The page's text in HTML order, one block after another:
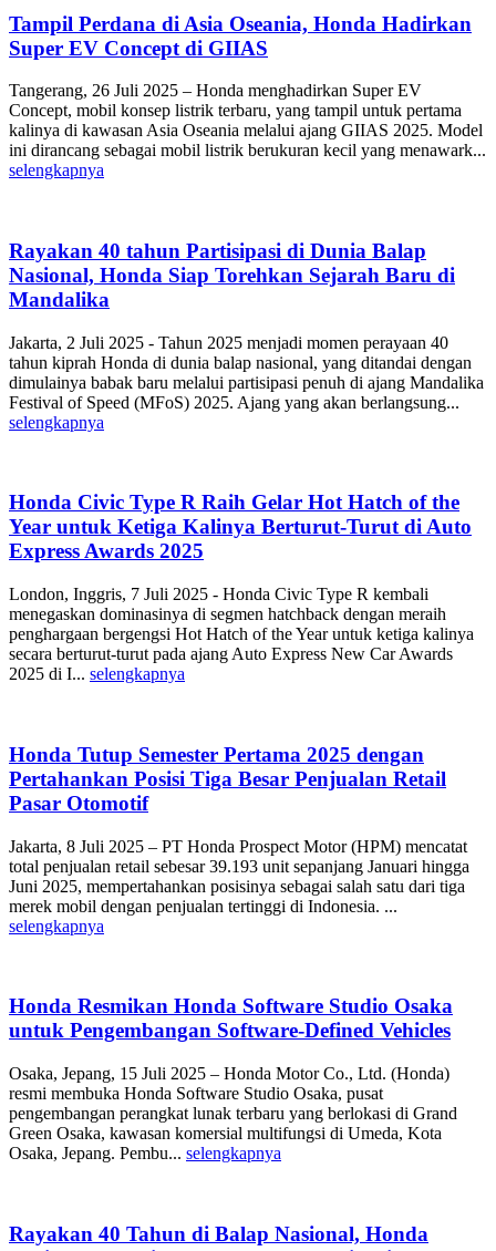
Tampil Perdana di Asia Oseania, Honda Hadirkan
Super EV Concept di GIIAS
Tangerang, 26 Juli 2025 – Honda menghadirkan Super EV
Concept, mobil konsep listrik terbaru, yang tampil untuk pertama
kalinya di kawasan Asia Oseania melalui ajang GIIAS 2025. Model
ini dirancang sebagai mobil listrik berukuran kecil yang menawark...
selengkapnya
Rayakan 40 tahun Partisipasi di Dunia Balap
Nasional, Honda Siap Torehkan Sejarah Baru di
Mandalika
Jakarta, 2 Juli 2025 - Tahun 2025 menjadi momen perayaan 40
tahun kiprah Honda di dunia balap nasional, yang ditandai dengan
dimulainya babak baru melalui partisipasi penuh di ajang Mandalika
Festival of Speed (MFoS) 2025. Ajang yang akan berlangsung...
selengkapnya
Honda Civic Type R Raih Gelar Hot Hatch of the
Year untuk Ketiga Kalinya Berturut-Turut di Auto
Express Awards 2025
London, Inggris, 7 Juli 2025 - Honda Civic Type R kembali
menegaskan dominasinya di segmen hatchback dengan meraih
penghargaan bergengsi Hot Hatch of the Year untuk ketiga kalinya
secara berturut-turut pada ajang Auto Express New Car Awards
2025 di I... selengkapnya
Honda Tutup Semester Pertama 2025 dengan
Pertahankan Posisi Tiga Besar Penjualan Retail
Pasar Otomotif
Jakarta, 8 Juli 2025 – PT Honda Prospect Motor (HPM) mencatat
total penjualan retail sebesar 39.193 unit sepanjang Januari hingga
Juni 2025, mempertahankan posisinya sebagai salah satu dari tiga
merek mobil dengan penjualan tertinggi di Indonesia. ...
selengkapnya
Honda Resmikan Honda Software Studio Osaka
untuk Pengembangan Software-Defined Vehicles
Osaka, Jepang, 15 Juli 2025 – Honda Motor Co., Ltd. (Honda)
resmi membuka Honda Software Studio Osaka, pusat
pengembangan perangkat lunak terbaru yang berlokasi di Grand
Green Osaka, kawasan komersial multifungsi di Umeda, Kota
Osaka, Jepang. Pembu... selengkapnya
Rayakan 40 Tahun di Balap Nasional, Honda